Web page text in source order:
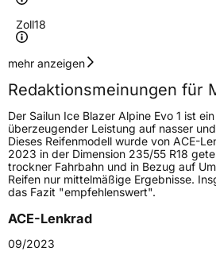
Zoll18
Geschwindigkeitsindex
Höchstgeschwindigkeit
240 km/h
Lastindex95
Höchstlast690 kg
Gewicht (in kg)10 kg
Generelle Merkmale
Fahrzeugtyp
mehr anzeigen
Redaktionsmeinungen für
Der Sailun Ice Blazer Alpine Evo 1 ist
überzeugender Leistung auf nasser
Dieses Reifenmodell wurde von ACE-
2023 in der Dimension 235/55 R18
trockner Fahrbahn und in Bezug auf
Reifen nur mittelmäßige Ergebnisse.
das Fazit "empfehlenswert".
ACE-Lenkrad
09/2023